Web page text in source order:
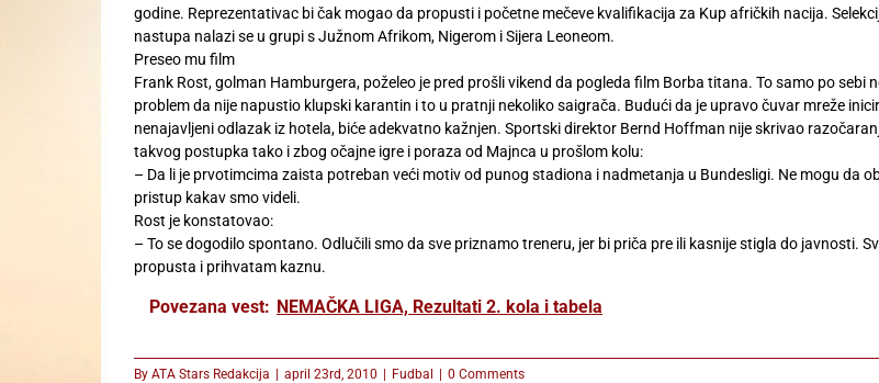
godine. Reprezentativac bi čak mogao da propusti i početne mečeve kvalifikacija za Kup afričkih nacija.
nastupa nalazi se u grupi s Južnom Afrikom, Nigerom i Sijera Leoneom.
Preseo mu film
Frank Rost, golman Hamburgera, poželeo je pred prošli vikend da pogleda film Borba titana. To samo po sebi
problem da nije napustio klupski karantin i to u pratnji nekoliko saigrača. Budući da je upravo čuvar mreže
nenajavljeni odlazak iz hotela, biće adekvatno kažnjen. Sportski direktor Bernd Hoffman nije skrivao
takvog postupka tako i zbog očajne igre i poraza od Majnca u prošlom kolu:
– Da li je prvotimcima zaista potreban veći motiv od punog stadiona i nadmetanja u Bundesligi. Ne mogu da
pristup kakav smo videli.
Rost je konstatovao:
– To se dogodilo spontano. Odlučili smo da sve priznamo treneru, jer bi priča pre ili kasnije stigla do javnosti.
propusta i prihvatam kaznu.
Povezana vest: NEMAČKA LIGA, Rezultati 2. kola i tabela
By ATA Stars Redakcija | april 23rd, 2010 | Fudbal | 0 Comments